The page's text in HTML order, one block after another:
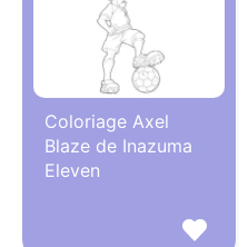
Coloriage Axel
Blaze de Inazuma
Eleven